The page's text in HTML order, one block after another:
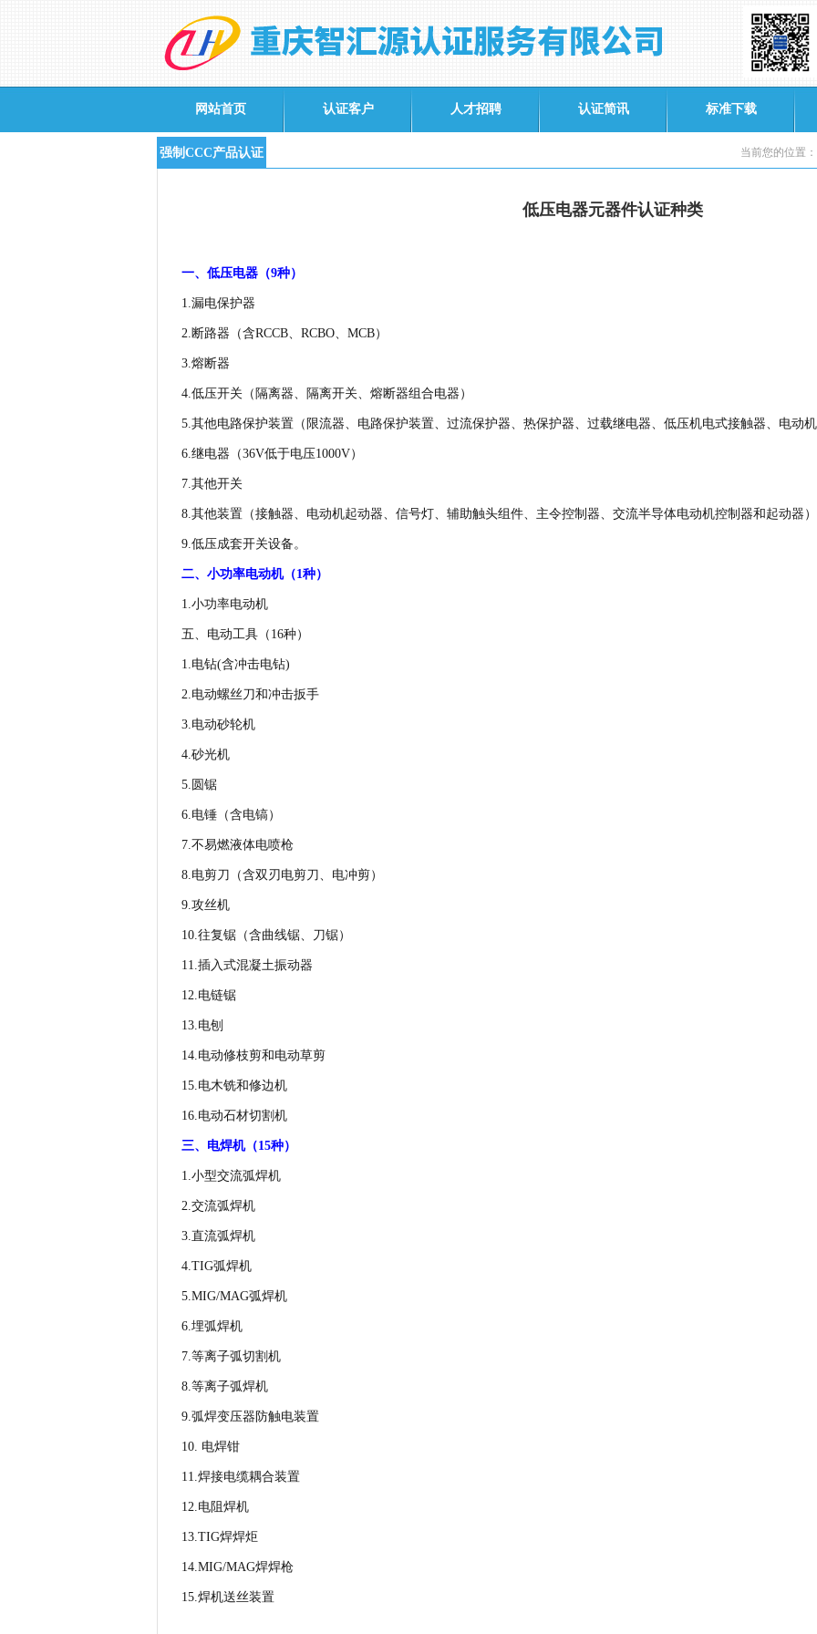
网站首页 认证客户 人才招聘 认证简讯 标准下载
强制CCC产品认证 当前您的位置
低压电器元器件认证种类
一、低压电器（9种）
1.漏电保护器
2.断路器（含RCCB、 RCBO、 MCB）
3.熔断器
4.低压开关（隔离器、隔离开关、熔断器组合电器）
5.其他电路保护装置（限流器、电路保护装置、过流保护器、热保护器、过载继电器、低压机电式接触器、电动
6.继电器（36V低于电压1000V）
7.其他开关
8.其他装置（接触器、电动机起动器、信号灯、辅助触头组件、主令控制器、交流半导体电动机控制器和起动器）
9.低压成套开关设备。
二、小功率电动机（1种）
1.小功率电动机
五、电动工具（ 16种）
1.电钻(含冲击电钻)
2.电动螺丝刀和冲击扳手
3.电动砂轮机
4.砂光机
5. 圆锯
6.电锤（含电镐）
7.不易燃液体电喷枪
8.电剪刀（含双刃电剪刀、电冲剪）
9.攻丝机
10.往复锯（含曲线锯、刀锯）
11.插入式混凝土振动器
12.电链锯
13.电刨
14.电动修枝剪和电动草剪
15.电木铣和修边机
16.电动石材切割机
三、电焊机（15种）
1.小型交流弧焊机
2.交流弧焊机
3.直流弧焊机
4.TIG弧焊机
5.MIG/MAG弧焊机
6.埋弧焊机
7.等离子弧切割机
8.等离子弧焊机
9.弧焊变压器防触电装置
10. 电焊钳
11.焊接电缆耦合装置
12.电阻焊机
13.TIG焊焊炬
14.MIG/MAG焊焊枪
15.焊机送丝装置